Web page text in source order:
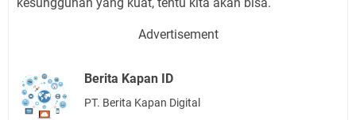
Advertisement
Berita Kapan ID
PT. Berita Kapan Digital